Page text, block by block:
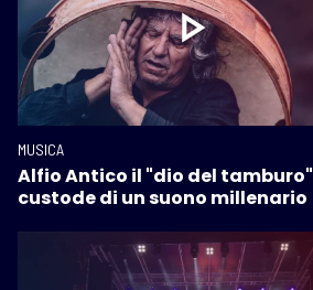
MUSICA
Alfio Antico il "dio del tamburo"
custode di un suono millenario